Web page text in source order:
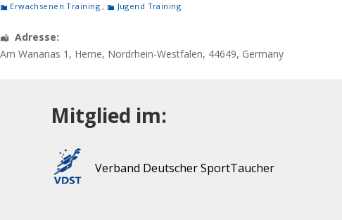
Erwachsenen Training, Jugend Training
Adresse:
Am Wananas 1 , Herne, Nordrhein-Westfalen, 44649, Germany
Mitglied im:
Verband Deutscher SportTaucher